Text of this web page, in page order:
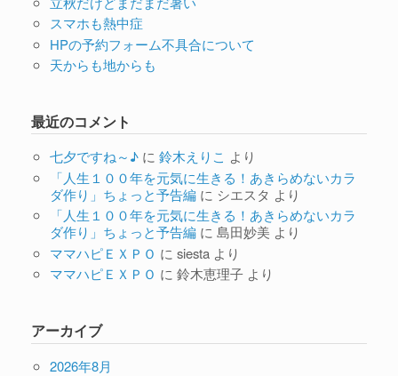
スマホも熱中症
HPの予約フォーム不具合について
天からも地からも
最近のコメント
七夕ですね～♪に 鈴木えりこ より
「人生１００年を元気に生きる！あきらめないカラ
ダ作り」ちょっと予告編に シエスタ より
「人生１００年を元気に生きる！あきらめないカラ
ダ作り」ちょっと予告編に 島田妙美 より
ママハピＥＸＰＯ に siestaより
ママハピＥＸＰＯ に 鈴木恵理子より
アーカイブ
2026年8月